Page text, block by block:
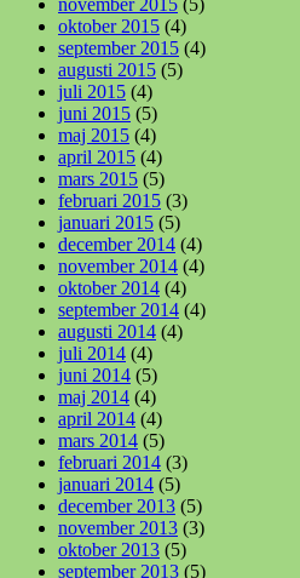
oktober 2015 (4)
september 2015 (4)
augusti 2015 (5)
juli 2015 (4)
juni 2015 (5)
maj 2015 (4)
april 2015 (4)
mars 2015 (5)
februari 2015 (3)
januari 2015 (5)
december 2014 (4)
november 2014 (4)
oktober 2014 (4)
september 2014 (4)
augusti 2014 (4)
juli 2014 (4)
juni 2014 (5)
maj 2014 (4)
april 2014 (4)
mars 2014 (5)
februari 2014 (3)
januari 2014 (5)
december 2013 (5)
november 2013 (3)
oktober 2013 (5)
september 2013 (5)